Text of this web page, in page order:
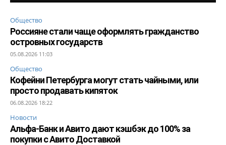
Общество
Россияне стали чаще оформлять гражданство
островных государств
05.08.2026 11:03
Общество
Кофейни Петербурга могут стать чайными, или
просто продавать кипяток
06.08.2026 18:22
Новости
Альфа-Банк и Авито дают кэшбэк до 100% за
покупки с Авито Доставкой